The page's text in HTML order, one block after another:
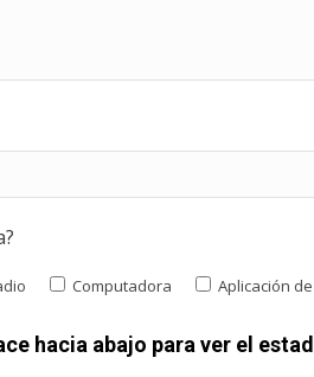
Computadora Aplicación de
hacia abajo para ver el